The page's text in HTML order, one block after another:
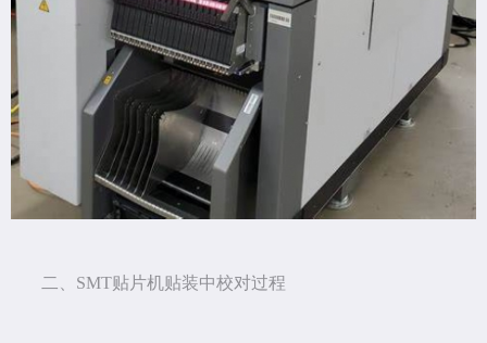
二、SMT贴片机贴装中校对过程